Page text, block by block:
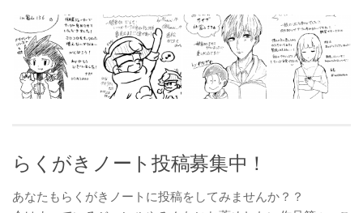
らくがきノート投稿募集中！
あなたもらくがきノートに投稿をしてみませんか？？